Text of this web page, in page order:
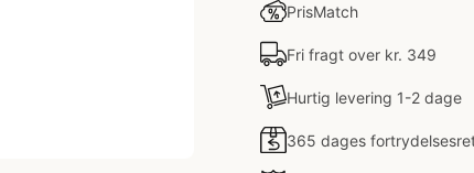
PrisMatch
Fri fragt over kr. 349
Hurtig levering 1-2 dage
365 dages